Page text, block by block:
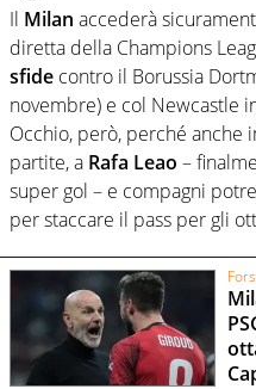
Il Milan accederà
diretta della Champions
sfide contro il Borussia
novembre) e col Newcastle
Occhio, però, perché anche
partite, a Rafa Leao –
super gol – e compagni
per staccare il pass per gli